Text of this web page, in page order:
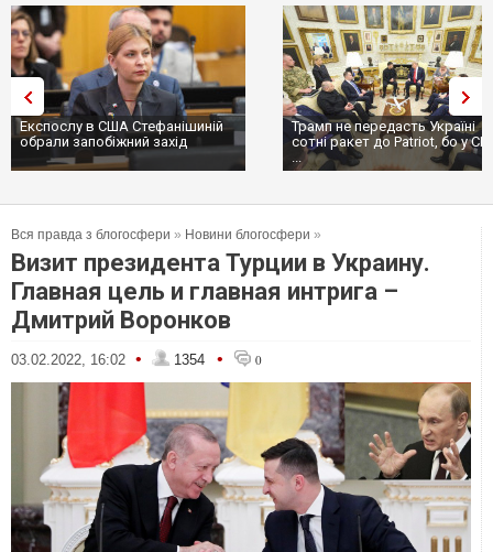
Експослу в США Стефанішиній
обрали запобіжний захід
Трамп не передасть Україні
сотні ракет до Patriot, бо у США
Вся правда з блогосфери » Новини блогосфери »
Визит президента Турции в Украину.
Главная цель и главная интрига –
Дмитрий Воронков
03.02.2022, 16:02 • 1354 • 0